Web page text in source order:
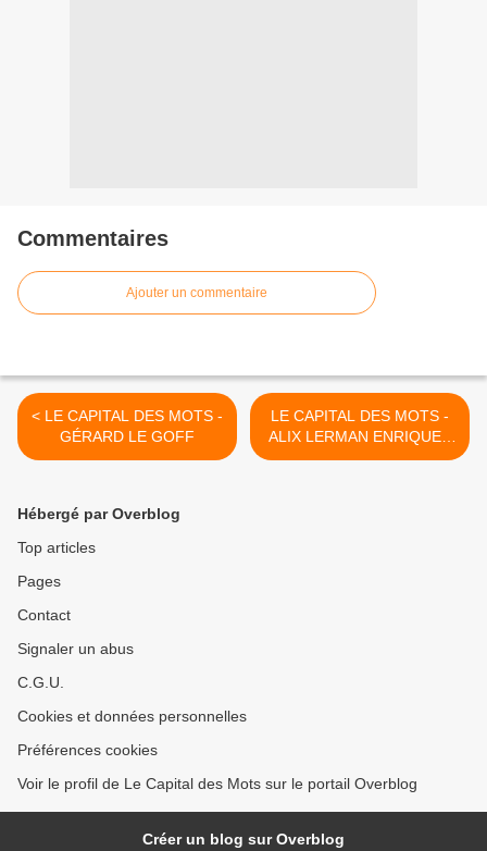
Commentaires
Ajouter un commentaire
< LE CAPITAL DES MOTS -
GÉRARD LE GOFF
LE CAPITAL DES MOTS -
ALIX LERMAN ENRIQUEZ
>
Hébergé par Overblog
Top articles
Pages
Contact
Signaler un abus
C.G.U.
Cookies et données personnelles
Préférences cookies
Voir le profil de Le Capital des Mots sur le portail Overblog
Créer un blog sur Overblog